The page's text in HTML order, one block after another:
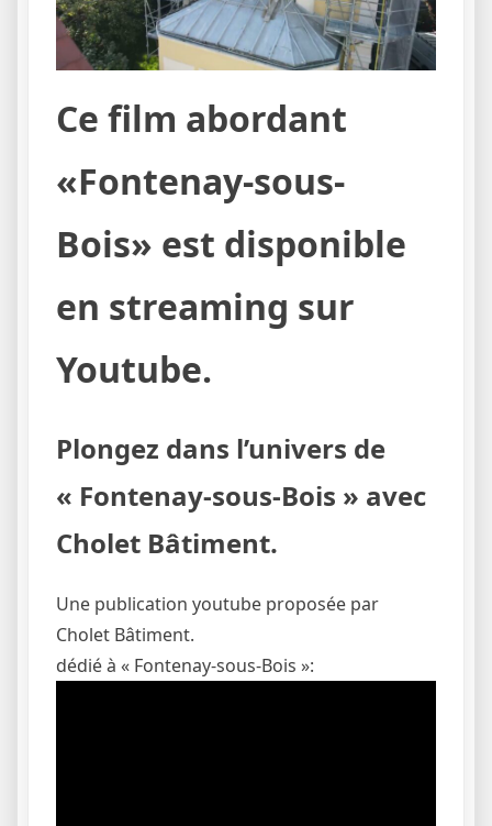
Ce film abordant
«Fontenay-sous-
Bois» est disponible
en streaming sur
Youtube.
Plongez dans l’univers de
« Fontenay-sous-Bois » avec
Cholet Bâtiment.
Une publication youtube proposée par
Cholet Bâtiment.
dédié à « Fontenay-sous-Bois »: